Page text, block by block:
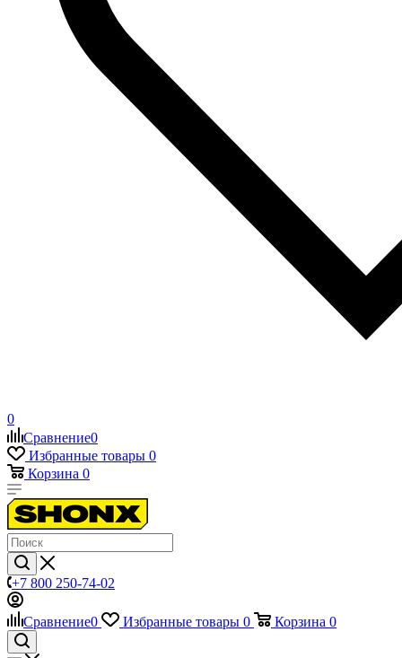
0
Сравнение0
Избранные товары 0
Корзина 0
+7 800 250-74-02
Сравнение0 Избранные товары 0 Корзина 0